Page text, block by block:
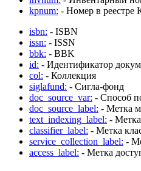
kpnum: - Номер в реестре
isbn: - ISBN
issn: - ISSN
bbk: - BBK
id: - Идентификатор
col: - Коллекция
siglafund: - Сигла-фонд
doc_source_var: - Способ
doc_source_label: - Метка
text_indexing_label: -
classifier_label: - Метка
service_collection_label: -
access_label: - Метка